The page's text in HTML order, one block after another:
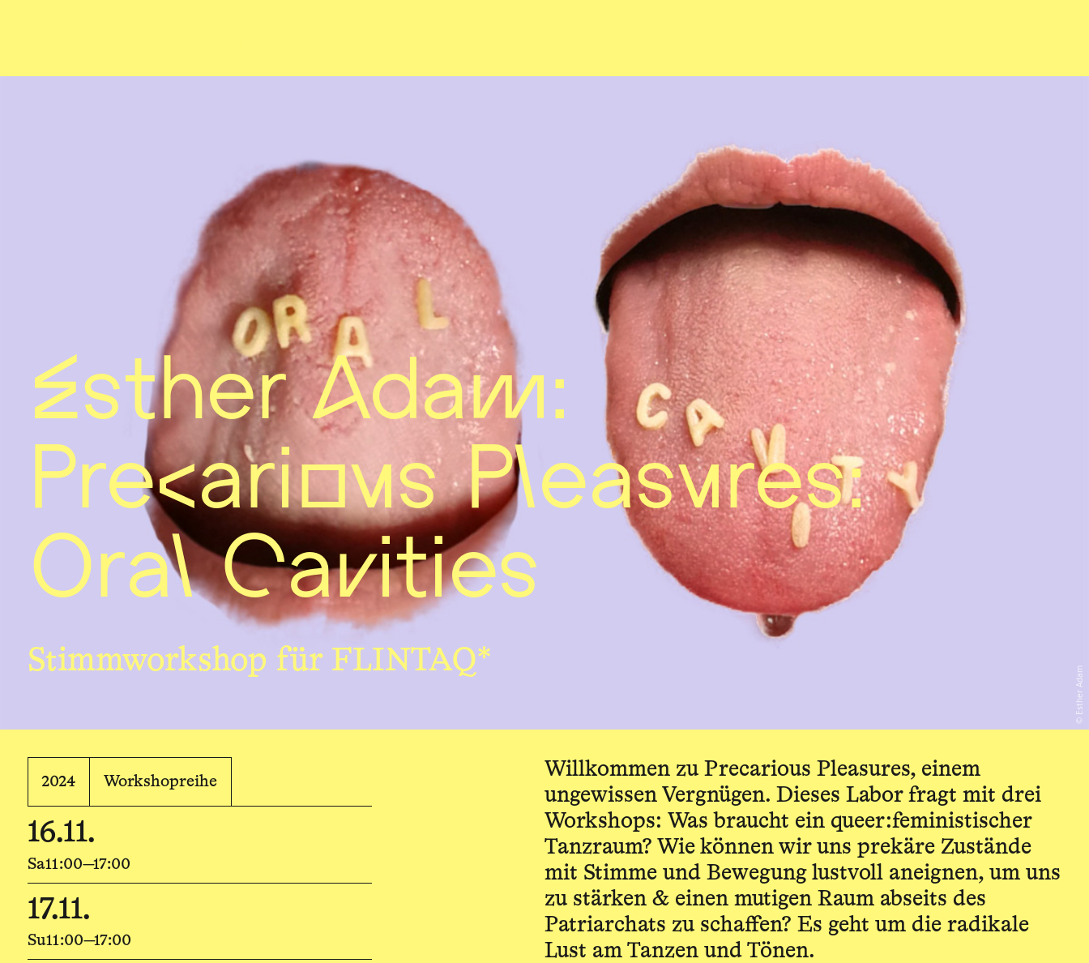
Esther Adam
Esther Adam:
Precarious Pleasures:
Oral Cavities
Stimmworkshop für FLINTAQ*
2024 Workshopreihe
16.11.
Sa11:00—17:00
17.11.
Su11:00—17:00
Willkommen zu Precarious Pleasures, einem
ungewissen Vergnügen. Dieses Labor fragt mit drei
Workshops: Was braucht ein queer:feministischer
Tanzraum? Wie können wir uns prekäre Zustände
mit Stimme und Bewegung lustvoll aneignen, um uns
zu stärken & einen mutigen Raum abseits des
Patriarchats zu schaffen? Es geht um die radikale
Lust am Tanzen und Tönen.